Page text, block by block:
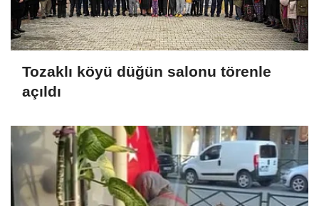
Tozaklı köyü düğün salonu törenle
açıldı